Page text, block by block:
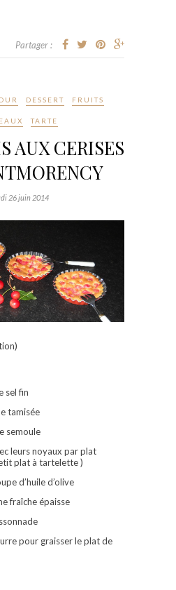
Partager :
DESSERT FRUITS
TARTE
AUX CERISES
26 juin 2014
sel fin
tamisée
semoule
leurs noyaux par plat
plat à tartelette )
d’huile d’olive
fraîche épaisse
pour graisser le plat de